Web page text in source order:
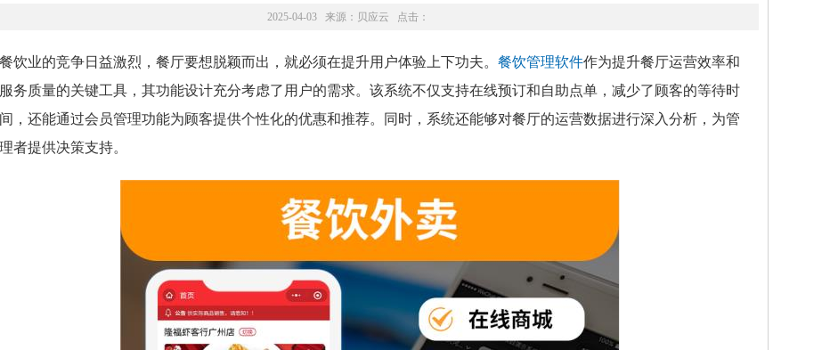
2025-04-03 来源： 贝应云 点击：
餐饮业的竞争日益激烈，餐厅要想脱颖而出，就必须在提升用户体验上下功夫。 餐饮管理软件作为提升餐厅运营效率和
服务质量的关键工具，其功能设计充分考虑了用户的需求。该系统不仅支持在线预订和自助点单，减少了顾客的等待时
间，还能通过会员管理功能为顾客提供个性化的优惠和推荐。同时，系统还能够对餐厅的运营数据进行深入分析，为管
理者提供决策支持。